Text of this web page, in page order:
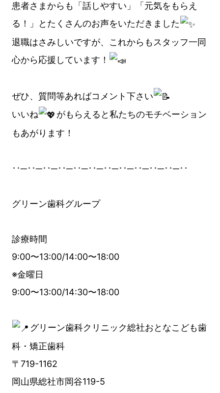
患者さまからも「話しやすい」「元気をもらえ
る！」とたくさんのお声をいただきました
退職はさみしいですが、これからもスタッフ一同
心から応援しています！
ぜひ、質問等あればコメント下さい
いいね
がもらえると私たちのモチベーション
もあがります！
･･─･･─･･─･･─･･─･･─･･─･･─･･─･･─･･─･･
グリーン歯科グループ
診療時間
9:00〜13:00/14:00〜18:00
※金曜日
9:00〜13:00/14:30〜18:00
グリーン歯科クリニック総社おとなこども歯
科・矯正歯科
〒719-1162
岡山県総社市岡谷119-5